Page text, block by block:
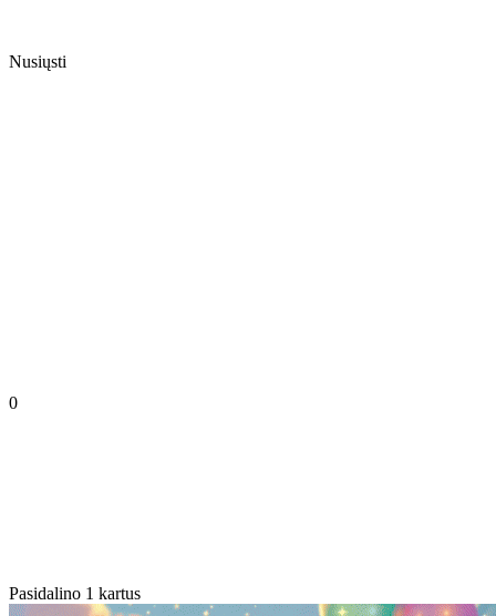
Nusiųsti
0
Pasidalino 1 kartus